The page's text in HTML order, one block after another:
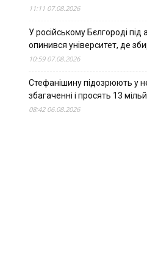
11:11 07.08.2026
У російському Бєлгороді
опинився університет, де
10:59 07.08.2026
Стефанішину підозрюють у
збагаченні і просять 13
08:42 06.08.2026